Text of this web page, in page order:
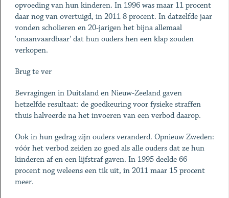
opvoeding van hun kinderen. In 1996 was maar 11 procent
daar nog van overtuigd, in 2011 8 procent. In datzelfde jaar
vonden scholieren en 20-jarigen het bijna allemaal
'onaanvaardbaar' dat hun ouders hen een klap zouden
verkopen.
Brug te ver
Bevragingen in Duitsland en Nieuw-Zeeland gaven
hetzelfde resultaat: de goedkeuring voor fysieke straffen
thuis halveerde na het invoeren van een verbod daarop.
Ook in hun gedrag zijn ouders veranderd. Opnieuw Zweden:
vóór het verbod zeiden zo goed als alle ouders dat ze hun
kinderen af en een lijfstraf gaven. In 1995 deelde 66
procent nog weleens een tik uit, in 2011 maar 15 procent
meer.